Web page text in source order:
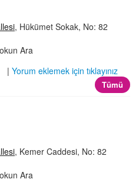
, Hükümet Sokak, No: 82
Ara
| Yorum eklemek için tıklayınız
Tümü
, Kemer Caddesi, No: 82
Ara